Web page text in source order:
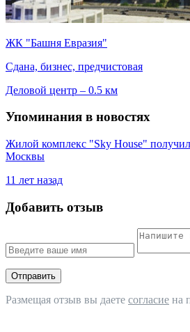
ЖК "Башня Евразия"
Сдана, бизнес, предчистовая
Деловой центр – 0.5 км
Упоминания в новостях
Жилой комплекс "Sky House"
Москвы
11 лет назад
Добавить отзыв
Отправить
Размещая отзыв вы даете согласие на